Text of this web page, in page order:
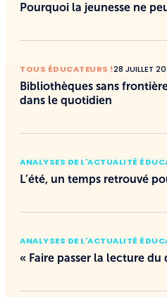
Pourquoi la jeunesse ne
TOUS ÉDUCATEURS !28 JUILLET
Bibliothèques sans
dans le quotidien
ANALYSES DE L'ACTUALITÉ
L’été, un temps retrouvé
ANALYSES DE L'ACTUALITÉ
« Faire passer la lecture du